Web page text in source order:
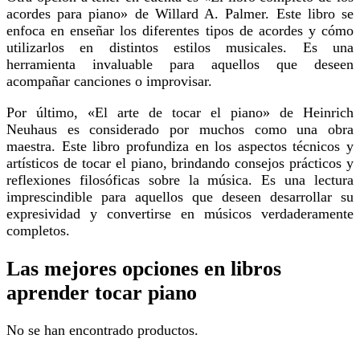
acordes para piano» de Willard A. Palmer. Este libro se
enfoca en enseñar los diferentes tipos de acordes y cómo
utilizarlos en distintos estilos musicales. Es una
herramienta invaluable para aquellos que deseen
acompañar canciones o improvisar.
Por último, «El arte de tocar el piano» de Heinrich
Neuhaus es considerado por muchos como una obra
maestra. Este libro profundiza en los aspectos técnicos y
artísticos de tocar el piano, brindando consejos prácticos y
reflexiones filosóficas sobre la música. Es una lectura
imprescindible para aquellos que deseen desarrollar su
expresividad y convertirse en músicos verdaderamente
completos.
Las mejores opciones en libros
aprender tocar piano
No se han encontrado productos.